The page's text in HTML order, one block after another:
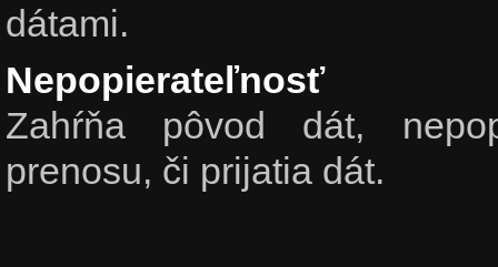
dátami.
Nepopierateľnosť
Zahŕňa pôvod dát,
prenosu, či prijatia dát.